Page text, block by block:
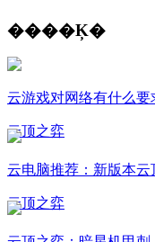
����Ķ�
云游戏对网络有什么要
云顶之弈
云电脑推荐：新版本
云顶之弈